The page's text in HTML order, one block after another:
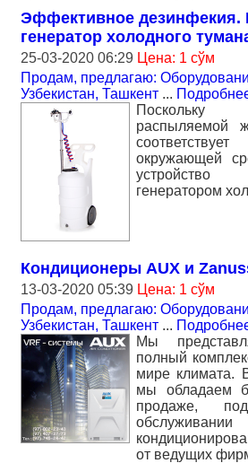
Эффективное
генератор холодного
25-03-2020 06:29 Цена: 1 сўм
Продам, предлагаю:
Узбекистан, Ташкент ...
распыляемой
окружающей
генератором
Кондиционеры AUX и
13-03-2020 05:39 Цена: 1 сўм
Продам, предлагаю:
Узбекистан, Ташкент ...
Мы
полный
мире климата.
мы обладаем
продаже,
от ведущих